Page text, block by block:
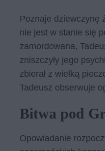
Poznaje dziewczynę
nie jest w stanie się
zamordowana,
zniszczyły jego
zbierał z wielką
Tadeusz obserwuje
Bitwa pod
Opowiadanie